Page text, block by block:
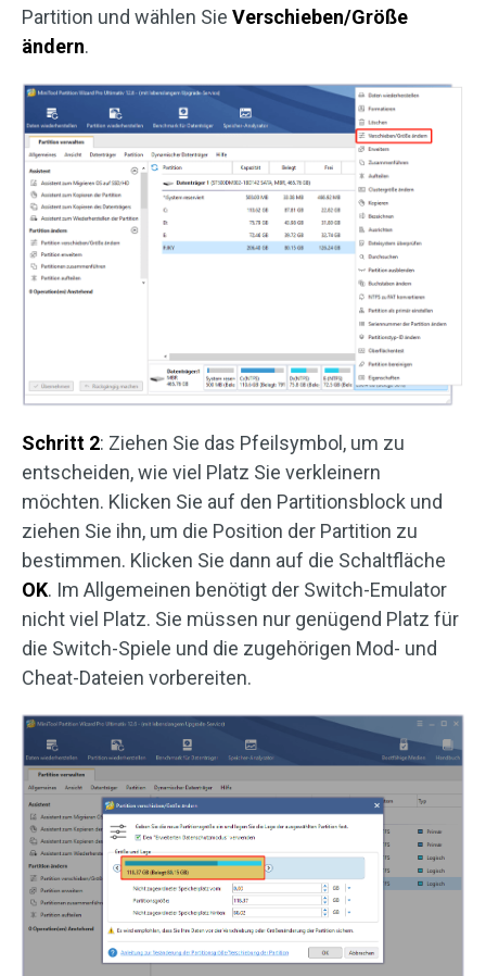
Partition und wählen Sie Verschieben/Größe
ändern.
Schritt 2: Ziehen Sie das Pfeilsymbol, um zu
entscheiden, wie viel Platz Sie verkleinern
möchten. Klicken Sie auf den Partitionsblock und
ziehen Sie ihn, um die Position der Partition zu
bestimmen. Klicken Sie dann auf die Schaltfläche
OK. Im Allgemeinen benötigt der Switch-Emulator
nicht viel Platz. Sie müssen nur genügend Platz für
die Switch-Spiele und die zugehörigen Mod- und
Cheat-Dateien vorbereiten.